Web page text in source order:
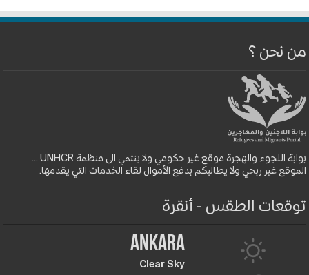
من نحن ؟
بوابة اللجوء والهجرة موقع غير حكومي ولا ينتمي الى منظمة UNHCR ...
الموقع غير ربحي ولا يطالبكم بدفع الأموال لقاء الخدمات التي يقدمها.
توقعات الطقس - أنقرة
Ankara
Clear Sky